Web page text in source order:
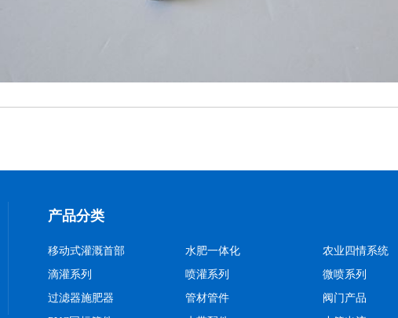
产品分类
移动式灌溉首部 水肥一体化
农业四情系统
滴灌系列
喷灌系列
微喷系列
过滤器施肥器
管材管件
阀门产品